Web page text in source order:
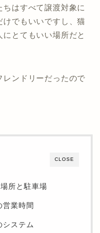
はすべて譲渡対象に
けでもいいですし、猫
とてもいい場所だと
ンドリーだったので
CLOSE
所と駐車場
業時間
ステム